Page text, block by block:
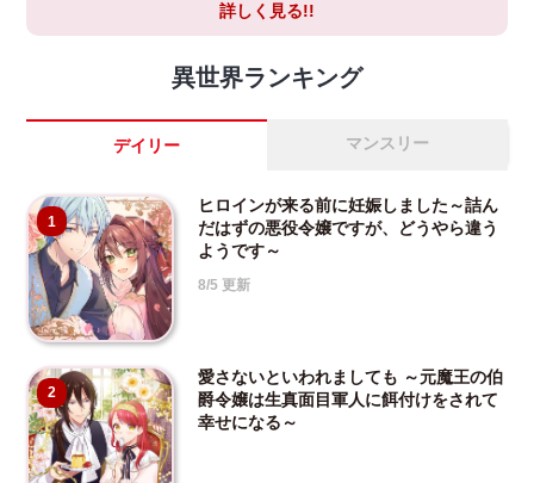
詳しく見る!!
異世界ランキング
デイリー マンスリー
1
ヒロインが来る前に妊娠しました～詰ん
だはずの悪役令嬢ですが、どうやら違う
ようです～
8/5 更新
2
愛さないといわれましても ～元魔王の伯
爵令嬢は生真面目軍人に餌付けをされて
幸せになる～